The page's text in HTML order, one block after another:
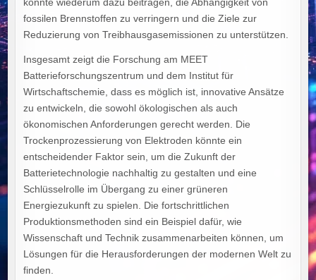
fossilen Brennstoffen zu verringern und die Ziele zur
Reduzierung von Treibhausgasemissionen zu unterstützen.
Insgesamt zeigt die Forschung am MEET
Batterieforschungszentrum und dem Institut für
Wirtschaftschemie, dass es möglich ist, innovative Ansätze
zu entwickeln, die sowohl ökologischen als auch
ökonomischen Anforderungen gerecht werden. Die
Trockenprozessierung von Elektroden könnte ein
entscheidender Faktor sein, um die Zukunft der
Batterietechnologie nachhaltig zu gestalten und eine
Schlüsselrolle im Übergang zu einer grüneren
Energiezukunft zu spielen. Die fortschrittlichen
Produktionsmethoden sind ein Beispiel dafür, wie
Wissenschaft und Technik zusammenarbeiten können, um
Lösungen für die Herausforderungen der modernen Welt zu
finden.